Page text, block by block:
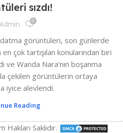
sızdı!
Admin 0
görüntüleri, son günlerde
çok tartışılan konularından biri
Wanda Nara’nın boşanma
çekilen görüntülerin ortaya
iyice alevlendi.
Reading
Saklıdır.